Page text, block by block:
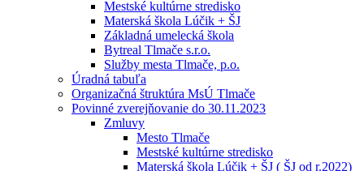
Mestské kultúrne stredisko
Materská škola Lúčik + ŠJ
Základná umelecká škola
Bytreal Tlmače s.r.o.
Služby mesta Tlmače, p.o.
Úradná tabuľa
Organizačná štruktúra MsÚ Tlmače
Povinné zverejňovanie do 30.11.2023
Zmluvy
Mesto Tlmače
Mestské kultúrne stredisko
Materská škola Lúčik + ŠJ ( ŠJ od r.2022)